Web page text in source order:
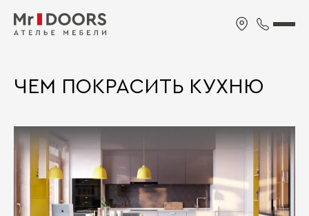
ЧЕМ ПОКРАСИТЬ КУХНЮ